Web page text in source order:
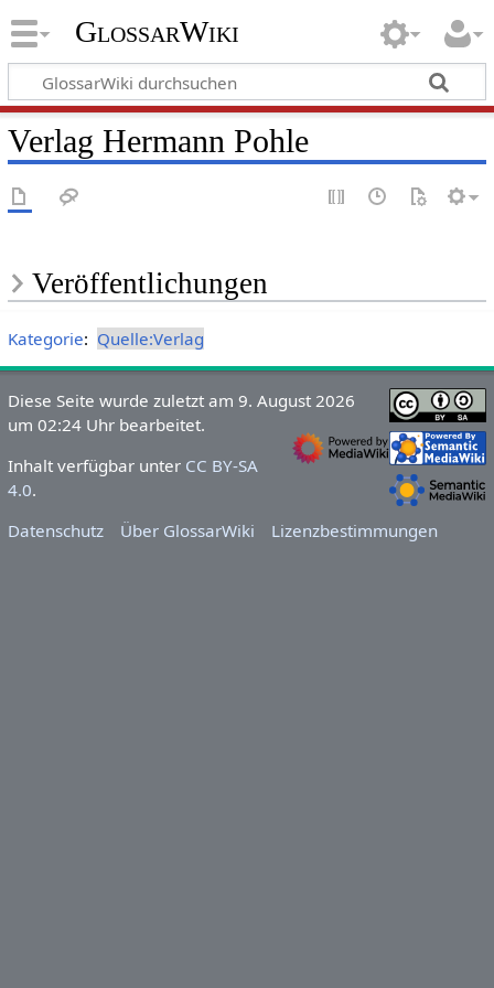
GlossarWiki
Verlag Hermann Pohle
Veröffentlichungen
Kategorie: Quelle:Verlag
Diese Seite wurde zuletzt am 9. August 2026
um 02:24 Uhr bearbeitet.
Inhalt verfügbar unter CC BY-SA
4.0.
Datenschutz
Über GlossarWiki Lizenzbestimmungen